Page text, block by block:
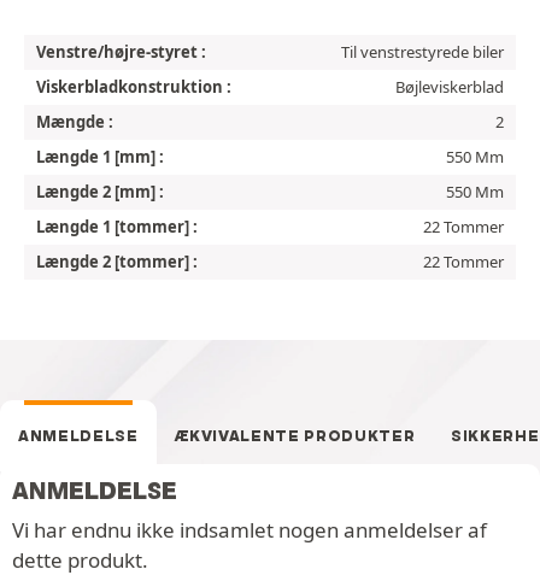
Venstre/højre-styret :
Til venstrestyrede biler
Viskerbladkonstruktion :
Bøjleviskerblad
Mængde :
2
Længde 1 [mm] :
550 Mm
Længde 2 [mm] :
550 Mm
Længde 1 [tommer] :
22 Tommer
Længde 2 [tommer] :
22 Tommer
ANMELDELSE ÆKVIVALENTE PRODUKTER
ANMELDELSE
Vi har endnu ikke indsamlet nogen anmeldelser af
dette produkt.